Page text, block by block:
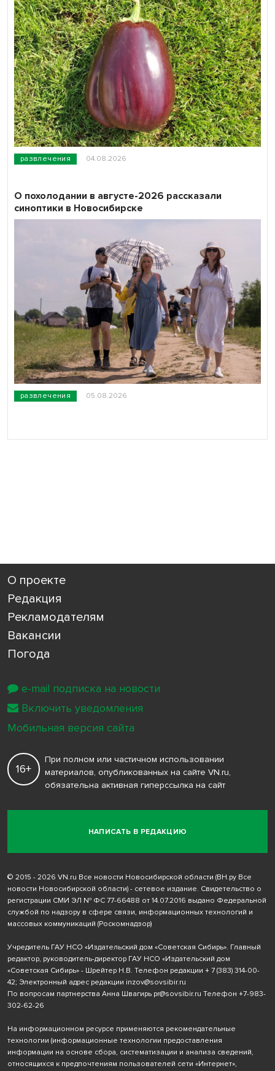
развлечения 04.08.2026
развлечения 05.08.2026
О похолодании в августе-2026 рассказали
синоптики в Новосибирске
О проекте
Редакция
Рекламодателям
Вакансии
Погода
НАПИСАТЬ В РЕДАКЦИЮ
16+
При полном или частичном использовании
материалов, опубликованных на сайте VN.ru,
обязательна активная гиперссылка на сайт
© 2015 - 2026 VN.ru Все новости Новосибирской области (ВН.ру Все
новости Новосибирской области) - сетевое издание. Свидетельство о
регистрации СМИ ЭЛ № ФС 77-66488 от 14.07.2016 выдано Федеральной
службой по надзору в сфере связи, информационных технологий и
массовых коммуникаций (Роскомнадзор)
Учредитель ГАУ НСО «Издательский дом «Советская Сибирь». Главный
редактор, руководитель-директор ГАУ НСО «Издательский дом
«Советская Сибирь» - Шрейтер Н.В. Телефон редакции + 7 (383) 314-00-
42; Электронный адрес редакции inzov@sovsibir.ru
По вопросам партнерства Анна Швагирь pr@sovsibir.ru Телефон +7-983-
302-62-26
На информационном ресурсе применяются рекомендательные
технологии (информационные технологии предоставления
информации на основе сбора, систематизации и анализа сведений,
относящихся к предпочтениям пользователей сети «Интернет»,
e-mail подписка на новости
Включить уведомления
Мобильная версия сайта